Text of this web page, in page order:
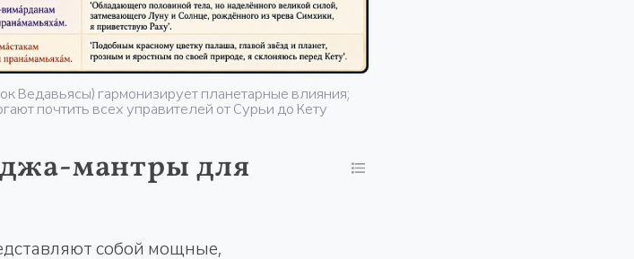
Ведавьясы) гармонизирует планетарные влияния;
почтить всех управителей от Сурьи до Кету
мантры для
собой мощные,